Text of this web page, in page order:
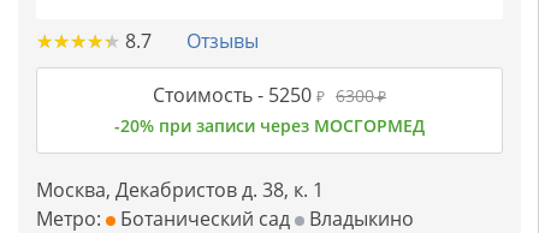
★★★★★
★★★★★ 8.7 Отзывы
Стоимость - 5250 ₽ 6300₽
-20% при записи через МОСГОРМЕД
Москва, Декабристов д. 38, к. 1
Метро:
Ботанический сад
Владыкино